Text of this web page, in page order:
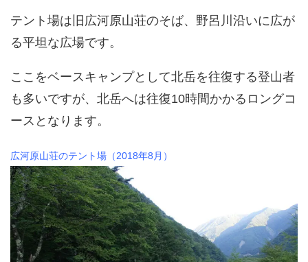
テント場は旧広河原山荘のそば、野呂川沿いに広が
る平坦な広場です。
ここをベースキャンプとして北岳を往復する登山者
も多いですが、北岳へは往復10時間かかるロングコ
ースとなります。
広河原山荘のテント場（2018年8月）